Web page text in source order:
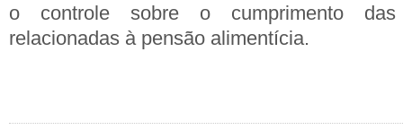
o controle sobre o cumprimento das
relacionadas à pensão alimentícia.